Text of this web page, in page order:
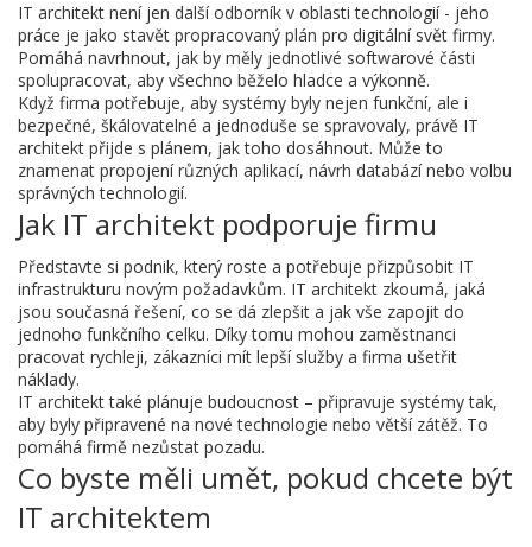
IT architekt není jen další odborník v oblasti technologií - jeho
práce je jako stavět propracovaný plán pro digitální svět firmy.
Pomáhá navrhnout, jak by měly jednotlivé softwarové části
spolupracovat, aby všechno běželo hladce a výkonně.
Když firma potřebuje, aby systémy byly nejen funkční, ale i
bezpečné, škálovatelné a jednoduše se spravovaly, právě IT
architekt přijde s plánem, jak toho dosáhnout. Může to
znamenat propojení různých aplikací, návrh databází nebo volbu
správných technologií.
Jak IT architekt podporuje firmu
Představte si podnik, který roste a potřebuje přizpůsobit IT
infrastrukturu novým požadavkům. IT architekt zkoumá, jaká
jsou současná řešení, co se dá zlepšit a jak vše zapojit do
jednoho funkčního celku. Díky tomu mohou zaměstnanci
pracovat rychleji, zákazníci mít lepší služby a firma ušetřit
náklady.
IT architekt také plánuje budoucnost – připravuje systémy tak,
aby byly připravené na nové technologie nebo větší zátěž. To
pomáhá firmě nezůstat pozadu.
Co byste měli umět, pokud chcete být
IT architektem